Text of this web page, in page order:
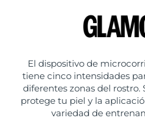
El dispositivo de
tiene cinco intensidades
diferentes zonas del rostro.
protege tu piel y la
variedad de